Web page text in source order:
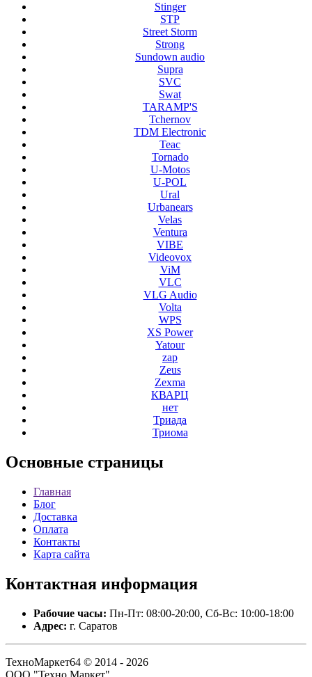
Stinger
STP
Street Storm
Strong
Sundown audio
Supra
SVC
Swat
TARAMP'S
Tchernov
TDM Electronic
Teac
Tornado
U-Motos
U-POL
Ural
Urbanears
Velas
Ventura
VIBE
Videovox
ViM
VLC
VLG Audio
Volta
WPS
XS Power
Yatour
zap
Zeus
Zexma
КВАРЦ
нет
Триада
Триома
Основные страницы
Главная
Блог
Доставка
Оплата
Контакты
Карта сайта
Контактная информация
Рабочие часы: Пн-Пт: 08:00-20:00, Сб-Вс: 10:00-18:00
Адрес: г. Саратов
ТехноМаркет64 © 2014 - 2026
ООО "Техно Маркет".